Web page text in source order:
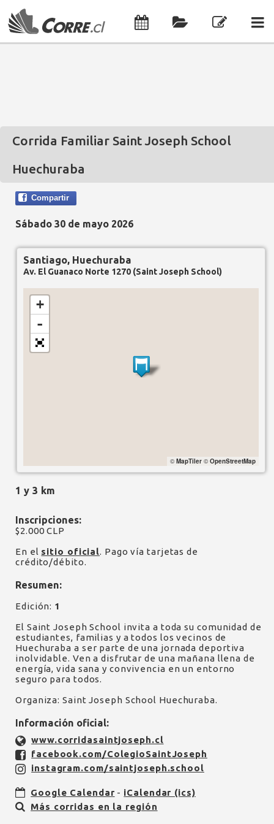
Corrida Familiar Saint Joseph School
Huechuraba
Compartir
Sábado 30 de mayo 2026
Santiago, Huechuraba
Av. El Guanaco Norte 1270 (Saint Joseph School)
+
-
© MapTiler© OpenStreetMap
1 y 3 km
Inscripciones:
$2.000 CLP
En el sitio oficial. Pago vía tarjetas de
crédito/débito.
Resumen:
Edición: 1
El Saint Joseph School invita a toda su comunidad de
estudiantes, familias y a todos los vecinos de
Huechuraba a ser parte de una jornada deportiva
inolvidable. Ven a disfrutar de una mañana llena de
energía, vida sana y convivencia en un entorno
seguro para todos.
Organiza: Saint Joseph School Huechuraba.
Información oficial:
www.corridasaintjoseph.cl
facebook.com/ColegioSaintJoseph
instagram.com/saintjoseph.school
Google Calendar - iCalendar (ics)
Más corridas en la región